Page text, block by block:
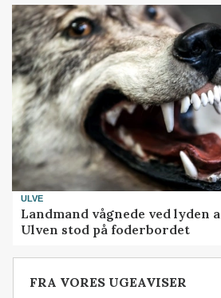
ULVE
Landmand vågnede ved lyden
Ulven stod på foderbordet
FRA VORES UGEAVISER